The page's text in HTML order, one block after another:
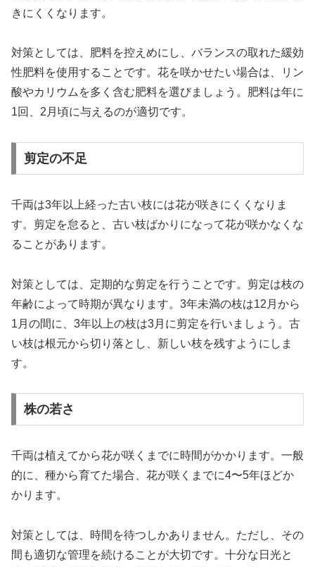
きにくくなります。
対策としては、肥料を控えめにし、バランスの取れた緩効
性肥料を使用することです。花を咲かせたい場合は、リン
酸やカリウムを多く含む肥料を選びましょう。肥料は年に
1回、2月頃に与えるのが適切です。
剪定の不足
千両は3年以上経った古い枝には花が咲きにくくなりま
す。剪定を怠ると、古い枝ばかりになって花が咲かなくな
ることがあります。
対策としては、定期的な剪定を行うことです。剪定は枝の
年齢によって時期が異なります。3年未満の枝は12月から
1月の間に、3年以上の枝は3月に剪定を行いましょう。古
い枝は根元から切り落とし、新しい枝を残すようにしま
す。
株の若さ
千両は植えてから花が咲くまでに時間がかかります。一般
的に、種から育てた場合、花が咲くまでに4〜5年ほどか
かります。
対策としては、時間を待つしかありません。ただし、その
間も適切な管理を続けることが大切です。十分な日光と